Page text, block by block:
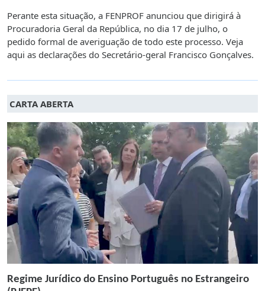
Perante esta situação, a FENPROF anunciou que dirigirá à
Procuradoria Geral da República, no dia 17 de julho, o
pedido formal de averiguação de todo este processo. Veja
aqui as declarações do Secretário-geral Francisco Gonçalves.
CARTA ABERTA
Regime Jurídico do Ensino Português no Estrangeiro